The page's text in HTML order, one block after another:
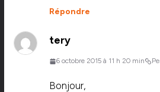
Répondre
tery
6 octobre 2015 à 11 h 20 min
Bonjour,